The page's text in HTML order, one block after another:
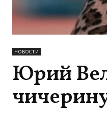
НОВОСТИ
Юрий